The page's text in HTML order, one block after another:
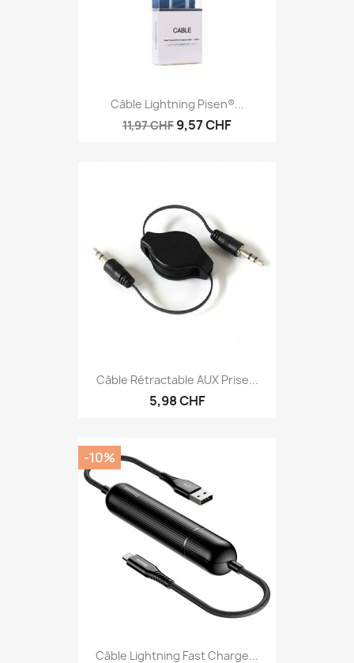
Câble Lightning Pisen®...
11,97 CHF 9,57 CHF
Câble Rétractable AUX Prise...
5,98 CHF
Câble Lightning Fast Charge...
-10%